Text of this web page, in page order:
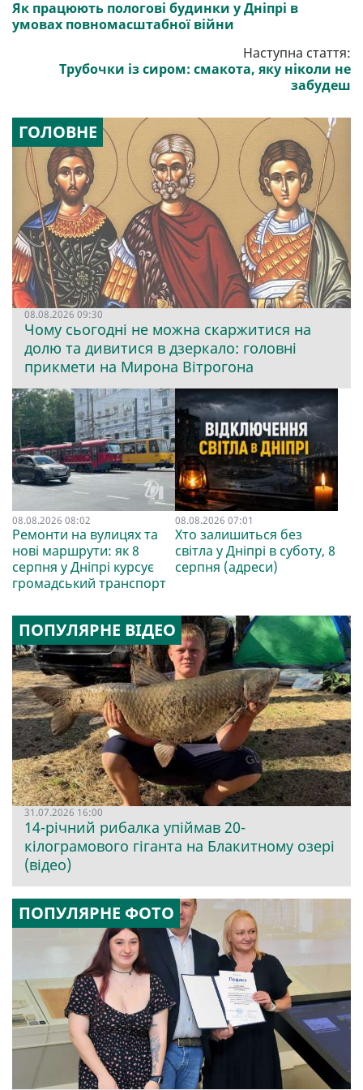
Як працюють пологові будинки у Дніпрі в
умовах повномасштабної війни
Наступна стаття:
Трубочки із сиром: смакота, яку ніколи не
забудеш
ГОЛОВНЕ
08.08.2026 09:30
Чому сьогодні не можна скаржитися на
долю та дивитися в дзеркало: головні
прикмети на Мирона Вітрогона
08.08.2026 08:02
Ремонти на вулицях та
нові маршрути: як 8
серпня у Дніпрі курсує
громадський транспорт
08.08.2026 07:01
Хто залишиться без
світла у Дніпрі в суботу, 8
серпня (адреси)
ПОПУЛЯРНЕ ВІДЕО
31.07.2026 16:00
14-річний рибалка упіймав 20-
кілограмового гіганта на Блакитному озері
(відео)
ПОПУЛЯРНЕ ФОТО